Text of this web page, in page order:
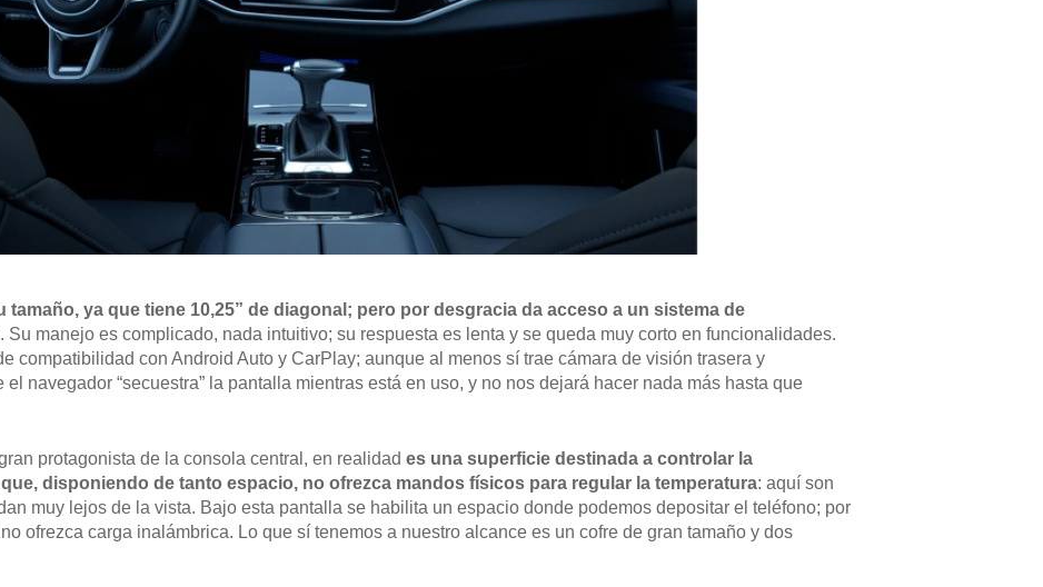
tamaño, ya que tiene 10,25” de diagonal; pero por desgracia da acceso a un sistema de
. Su manejo es complicado, nada intuitivo; su respuesta es lenta y se queda muy corto en funcionalidades.
compatibilidad con Android Auto y CarPlay; aunque al menos sí trae cámara de visión trasera y
navegador “secuestra” la pantalla mientras está en uso, y no nos dejará hacer nada más hasta que
protagonista de la consola central, en realidad es una superficie destinada a controlar la
disponiendo de tanto espacio, no ofrezca mandos físicos para regular la temperatura: aquí son
muy lejos de la vista. Bajo esta pantalla se habilita un espacio donde podemos depositar el teléfono; por
ofrezca carga inalámbrica. Lo que sí tenemos a nuestro alcance es un cofre de gran tamaño y dos